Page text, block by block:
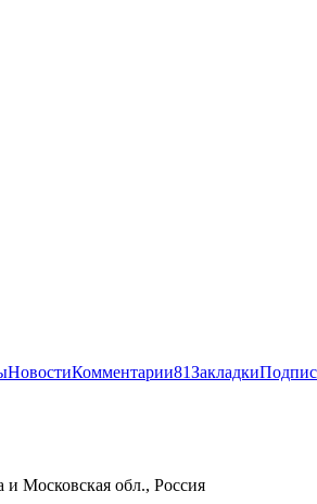
НовостиКомментарии81Закладки
Московская обл., Россия